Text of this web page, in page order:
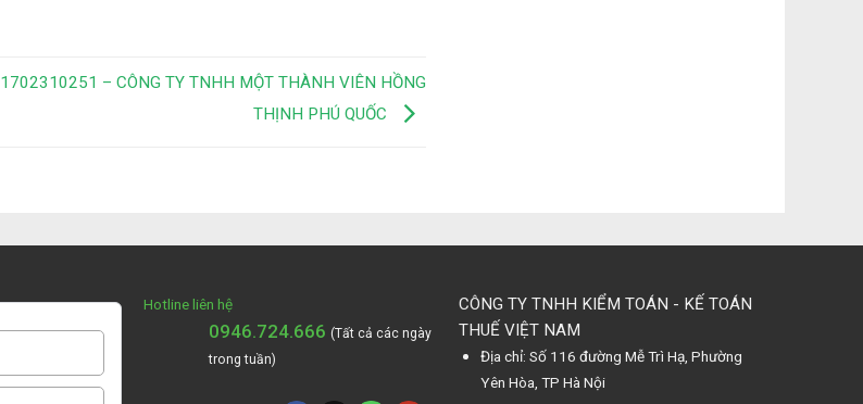
1702310251 – CÔNG TY TNHH MỘT THÀNH VIÊN HỒNG
THỊNH PHÚ QUỐC
Hotline liên hệ
0946.724.666 (Tất cả các ngày
trong tuần)
CÔNG TY TNHH KIỂM TOÁN - KẾ TOÁN
THUẾ VIỆT NAM
Địa chỉ: Số 116 đường Mễ Trì Hạ, Phường
Yên Hòa, TP Hà Nội